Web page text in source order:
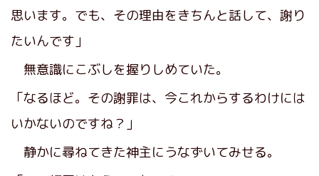
思います。でも、その理由をきちんと話して、謝り
たいんです」
無意識にこぶしを握りしめていた。
「なるほど。その謝罪は、今これからするわけには
いかないのですね？」
静かに尋ねてきた神主にうなずいてみせる。